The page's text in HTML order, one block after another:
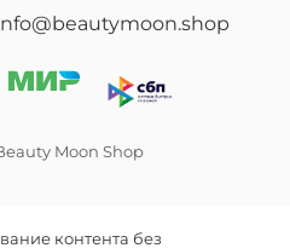
Moon Shop
контента без